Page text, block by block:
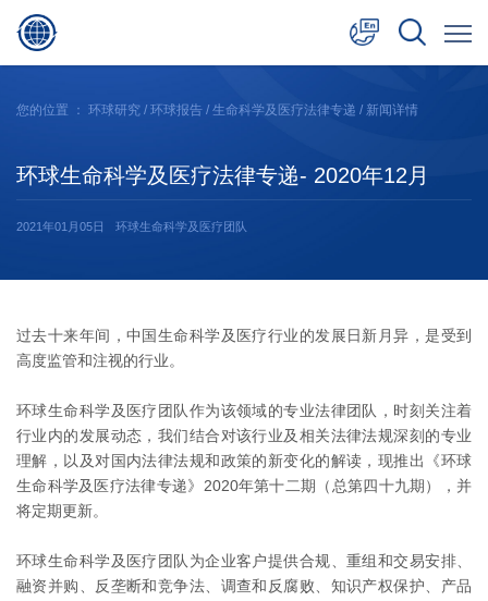
日本語
您的位置 ： 环球研究 / 环球报告 / 生命科学及医疗法律专递 / 新闻详情
环球生命科学及医疗法律专递- 2020年12月
2021年01月05日 环球生命科学及医疗团队
过去十来年间，中国生命科学及医疗行业的发展日新月异，是受到
高度监管和注视的行业。
环球生命科学及医疗团队作为该领域的专业法律团队，时刻关注着
行业内的发展动态，我们结合对该行业及相关法律法规深刻的专业
理解，以及对国内法律法规和政策的新变化的解读，现推出《环球
生命科学及医疗法律专递》2020年第十二期（总第四十九期），并
将定期更新。
环球生命科学及医疗团队为企业客户提供合规、重组和交易安排、
融资并购、反垄断和竞争法、调查和反腐败、知识产权保护、产品